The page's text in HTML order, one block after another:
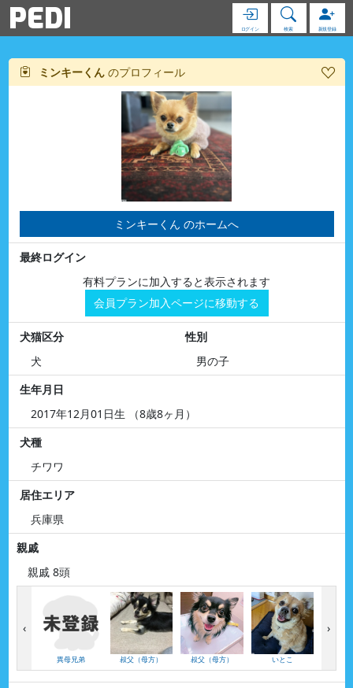
PEDI ログイン 検索 新規登録
ミンキーくん のプロフィール
ミンキーくん のホームへ
最終ログイン
有料プランに加入すると表示されます
会員プラン加入ページに移動する
犬猫区分
犬
性別
男の子
生年月日
2017年12月01日生 （8歳8ヶ月）
犬種
チワワ
居住エリア
兵庫県
親戚
親戚 8頭
異母兄弟 叔父（母方） 叔父（母方） いとこ
‹ ›